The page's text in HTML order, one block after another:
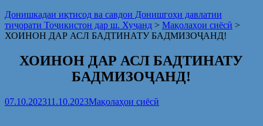
Донишкадаи иқтисод ва савдои Донишгоҳи давлатии
тиҷорати Тоҷикистон дар ш. Хуҷанд > Мақолаҳои сиёсӣ >
ХОИНОН ДАР АСЛ БАДТИНАТУ БАДМИЗОҶАНД!
ХОИНОН ДАР АСЛ БАДТИНАТУ
БАДМИЗОҶАНД!
07.10.202311.10.2023Мақолаҳои сиёсӣ